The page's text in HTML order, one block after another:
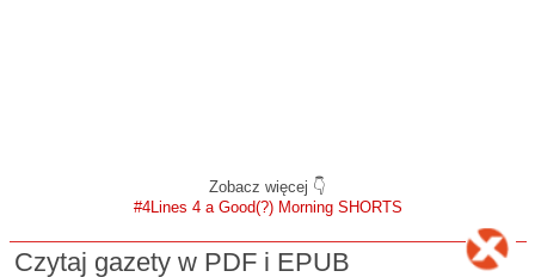
Zobacz więcej 👇
#4Lines 4 a Good(?) Morning SHORTS
Czytaj gazety w PDF i EPUB